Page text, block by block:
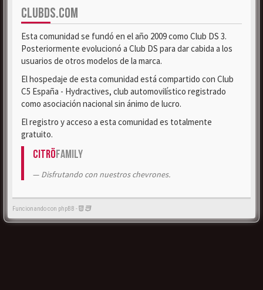
CLUBDS.COM
Esta comunidad se fundó en el año 2009 como Club DS 3.
Posteriormente evolucionó a Club DS para dar cabida a los
usuarios de otros modelos de la marca.
El hospedaje de esta comunidad está compartido con Club
C5 España - Hydractives, club automovilístico registrado
como asociación nacional sin ánimo de lucro.
El registro y acceso a esta comunidad es totalmente
gratuito.
CitröFamily
Disfrutando con nuestros chevrones.
Funcionando con phpBB -